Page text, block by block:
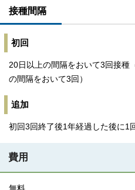
接種間隔
初回
20日以上の間隔をおいて3回接種
の間隔をおいて3回）
追加
初回3回終了後1年経過した後に1
費用